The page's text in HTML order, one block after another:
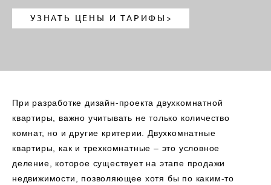
УЗНАТЬ ЦЕНЫ И ТАРИФЫ>
При разработке дизайн-проекта двухкомнатной
квартиры, важно учитывать не только количество
комнат, но и другие критерии. Двухкомнатные
квартиры, как и трехкомнатные – это условное
деление, которое существует на этапе продажи
недвижимости, позволяющее хотя бы по каким-то